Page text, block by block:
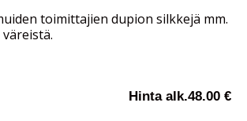
toimittajien dupion silkkejä mm.
Hinta alk.48.00 €